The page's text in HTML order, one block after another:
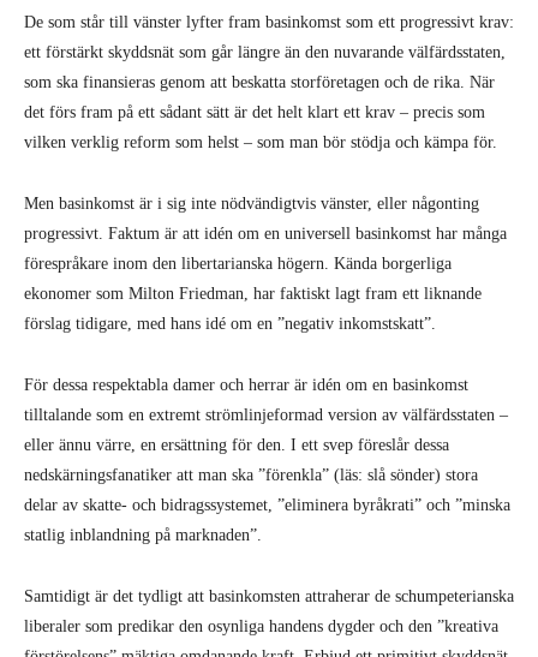
De som står till vänster lyfter fram basinkomst som ett progressivt krav:
ett förstärkt skyddsnät som går längre än den nuvarande välfärdsstaten,
som ska finansieras genom att beskatta storföretagen och de rika. När
det förs fram på ett sådant sätt är det helt klart ett krav – precis som
vilken verklig reform som helst – som man bör stödja och kämpa för.
Men basinkomst är i sig inte nödvändigtvis vänster, eller någonting
progressivt. Faktum är att idén om en universell basinkomst har många
förespråkare inom den libertarianska högern. Kända borgerliga
ekonomer som Milton Friedman, har faktiskt lagt fram ett liknande
förslag tidigare, med hans idé om en ”negativ inkomstskatt”.
För dessa respektabla damer och herrar är idén om en basinkomst
tilltalande som en extremt strömlinjeformad version av välfärdsstaten –
eller ännu värre, en ersättning för den. I ett svep föreslår dessa
nedskärningsfanatiker att man ska ”förenkla” (läs: slå sönder) stora
delar av skatte- och bidragssystemet, ”eliminera byråkrati” och ”minska
statlig inblandning på marknaden”.
Samtidigt är det tydligt att basinkomsten attraherar de schumpeterianska
liberaler som predikar den osynliga handens dygder och den ”kreativa